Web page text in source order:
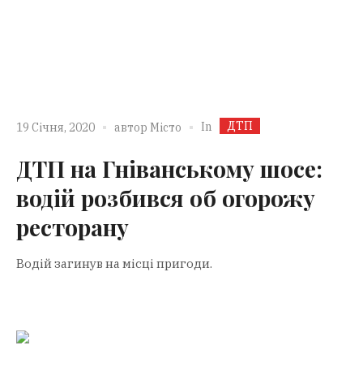
19 Січня, 2020 автор Місто In ДТП
ДТП на Гніванському шосе:
водій розбився об огорожу
ресторану
Водій загинув на місці пригоди.